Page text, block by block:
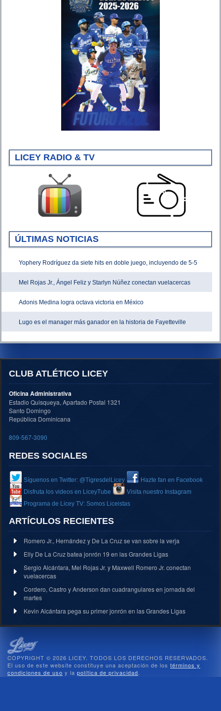
LICEY RADIO & TV
ÚLTIMAS NOTICIAS
Yophery Rodríguez da siete hits en doble juego, incluyendo de 5-5
Mel Rojas Jr., Ángel Feliz y Starlyn Núñez conectan vuelacercas
Adonis Medina logra octava victoria en México
Lugo es el manager más ganador en la historia de Fayetteville
CLUB ATLÉTICO LICEY
Oficina Administrativa
Estadio Quisqueya, Apartado Postal 1321
Santo Domingo
República Dominicana
809-567-3090
REDES SOCIALES
Síguenos en Twitter: @TigresdelLicey
Hazte fan en Facebook
Disfruta los videos en LiceyTube
Visita nuestro Instagram
Programa de Licey TV: Somos Liceistas
ARTÍCULOS RECIENTES
Romero Jr., Hernández y De La Cruz se van sobre la verja
Elly De La Cruz batea jonrón 19 en las Grandes Ligas
Sergio Alcántara, Mel Rojas Jr. y Maxwell Romero Jr. conectan
vuelacercas
Cordero, Castro y Anderson dan cuadrangulares en jornada del
martes
Kevin Alcántara pega su primer jonrón en las Grandes Ligas
COPYRIGHT © 2026 LICEY. TODOS LOS DERECHOS RESERVADOS.
El uso de este website constituye una aceptación de los términos y
condiciones de uso y la política de privacidad